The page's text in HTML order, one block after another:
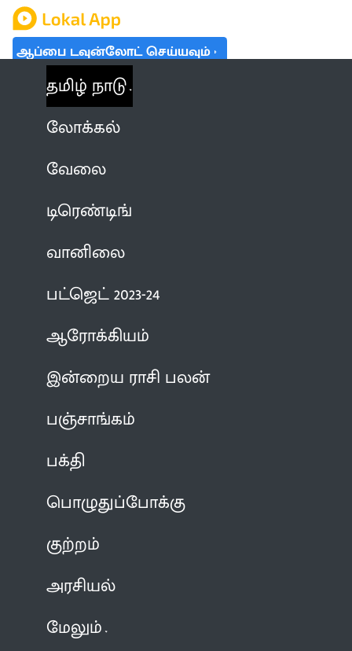
ஆப்பை டவுன்லோட் செய்யவும்
தமிழ் நாடு
லோக்கல்
வேலை
டிரெண்டிங்
வானிலை
பட்ஜெட் 2023-24
ஆரோக்கியம்
இன்றைய ராசி பலன்
பஞ்சாங்கம்
பக்தி
பொழுதுப்போக்கு
குற்றம்
அரசியல்
மேலும்